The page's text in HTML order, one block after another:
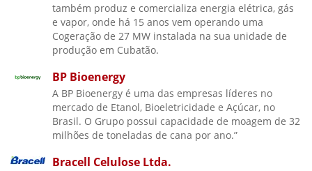
também produz e comercializa energia elétrica, gás
e vapor, onde há 15 anos vem operando uma
Cogeração de 27 MW instalada na sua unidade de
produção em Cubatão.
BP Bioenergy
A BP Bioenergy é uma das empresas líderes no
mercado de Etanol, Bioeletricidade e Açúcar, no
Brasil. O Grupo possui capacidade de moagem de 32
milhões de toneladas de cana por ano.”
Bracell Celulose Ltda.